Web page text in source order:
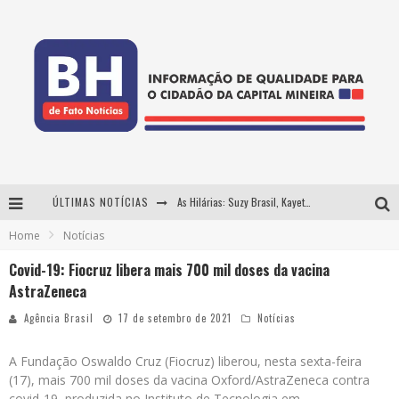
ÚLTIMAS NOTÍCIAS As Hilárias: Suzy Brasil, Kayete e Karoline Absinto retornam a Belo Horizonte para apresentação única no Teatro Sesiminas
Usecorp consolida a 'economia do uso' no B2B brasileiro, vira S.A. e impulsiona expansão com novo fundo estruturado
Home Notícias
Covid-19: Fiocruz libera mais 700 mil doses da vacina
AstraZeneca
Agência Brasil 17 de setembro de 2021 Notícias
A Fundação Oswaldo Cruz (Fiocruz) liberou, nesta sexta-feira
(17), mais 700 mil doses da vacina Oxford/AstraZeneca contra